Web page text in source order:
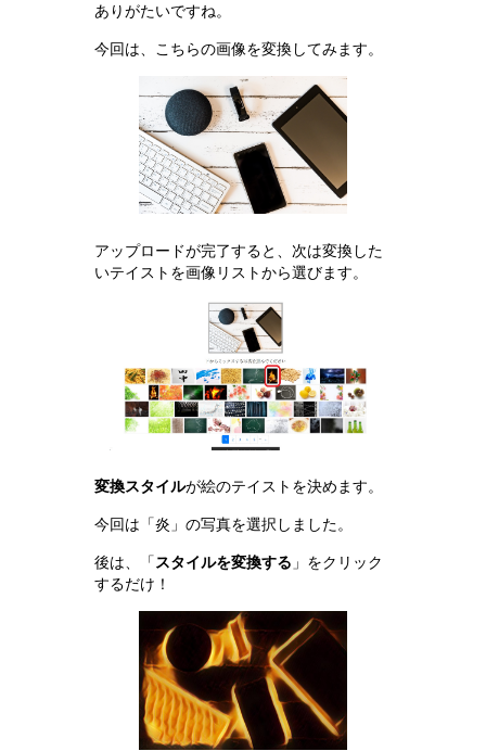
ありがたいですね。
今回は、こちらの画像を変換してみます。
アップロードが完了すると、次は変換した
いテイストを画像リストから選びます。
変換スタイルが絵のテイストを決めます。
今回は「炎」の写真を選択しました。
後は、「 スタイルを変換する 」をクリック
するだけ！